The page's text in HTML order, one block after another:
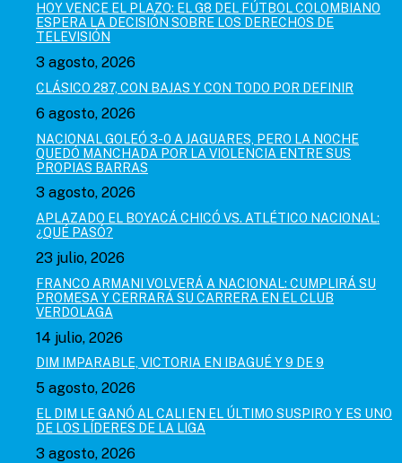
HOY VENCE EL PLAZO: EL G8 DEL FÚTBOL COLOMBIANO
ESPERA LA DECISIÓN SOBRE LOS DERECHOS DE
TELEVISIÓN
3 agosto, 2026
CLÁSICO 287, CON BAJAS Y CON TODO POR DEFINIR
6 agosto, 2026
NACIONAL GOLEÓ 3-0 A JAGUARES, PERO LA NOCHE
QUEDÓ MANCHADA POR LA VIOLENCIA ENTRE SUS
PROPIAS BARRAS
3 agosto, 2026
APLAZADO EL BOYACÁ CHICÓ VS. ATLÉTICO NACIONAL:
¿QUÉ PASÓ?
23 julio, 2026
FRANCO ARMANI VOLVERÁ A NACIONAL: CUMPLIRÁ SU
PROMESA Y CERRARÁ SU CARRERA EN EL CLUB
VERDOLAGA
14 julio, 2026
DIM IMPARABLE, VICTORIA EN IBAGUÉ Y 9 DE 9
5 agosto, 2026
EL DIM LE GANÓ AL CALI EN EL ÚLTIMO SUSPIRO Y ES UNO
DE LOS LÍDERES DE LA LIGA
3 agosto, 2026